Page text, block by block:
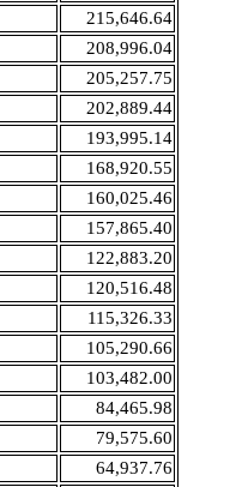
215,646.64
208,996.04
205,257.75
202,889.44
193,995.14
168,920.55
160,025.46
157,865.40
122,883.20
120,516.48
115,326.33
105,290.66
103,482.00
84,465.98
79,575.60
64,937.76